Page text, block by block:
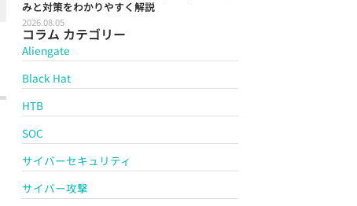
みと対策をわかりやすく解説
2026.08.05
コラム カテゴリー
Aliengate
Black Hat
HTB
SOC
サイバーセキュリティ
サイバー攻撃